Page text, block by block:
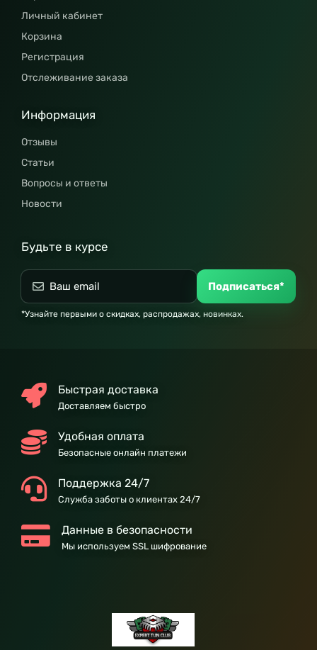
Личный кабинет
Корзина
Регистрация
Отслеживание заказа
Информация
Отзывы
Статьи
Вопросы и ответы
Новости
Будьте в курсе
Подписаться*
*Узнайте первыми о скидках, распродажах, новинках.
Быстрая доставка
Доставляем быстро
Удобная оплата
Безопасные онлайн платежи
Поддержка 24/7
Служба заботы о клиентах 24/7
Данные в безопасности
Мы используем SSL шифрование